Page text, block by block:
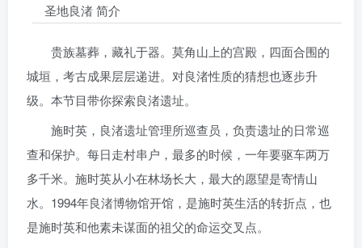
圣地良渚 简介
贵族墓葬，藏礼于器。莫角山上的宫殿，四面合围的
城垣，考古成果层层递进。对良渚性质的猜想也逐步升
级。本节目带你探索良渚遗址。
施时英，良渚遗址管理所巡查员，负责遗址的日常巡
查和保护。每日走村串户，最多的时候，一年要驱车两万
多千米。施时英从小在林场长大，最大的愿望是寄情山
水。1994年良渚博物馆开馆，是施时英生活的转折点，也
是施时英和他素未谋面的祖父的命运交叉点。